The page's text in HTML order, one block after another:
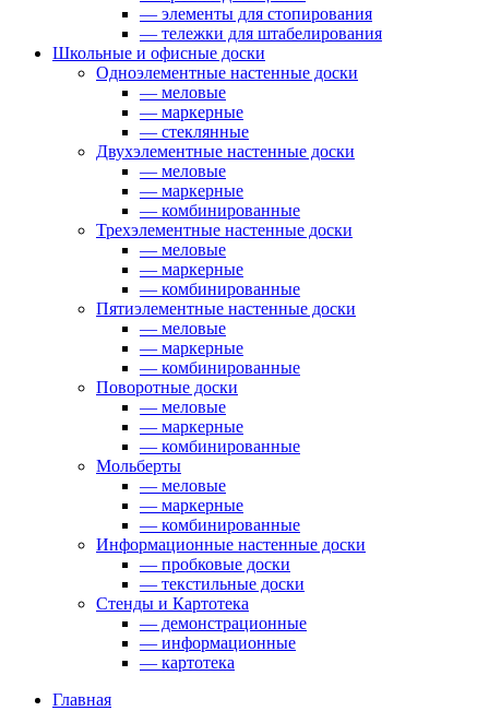
— элементы для стопирования
— тележки для штабелирования
Школьные и офисные доски
Одноэлементные настенные доски
— меловые
— маркерные
— стеклянные
Двухэлементные настенные доски
— меловые
— маркерные
— комбинированные
Трехэлементные настенные доски
— меловые
— маркерные
— комбинированные
Пятиэлементные настенные доски
— меловые
— маркерные
— комбинированные
Поворотные доски
— меловые
— маркерные
— комбинированные
Мольберты
— меловые
— маркерные
— комбинированные
Информационные настенные доски
— пробковые доски
— текстильные доски
Стенды и Картотека
— демонстрационные
— информационные
— картотека
Главная